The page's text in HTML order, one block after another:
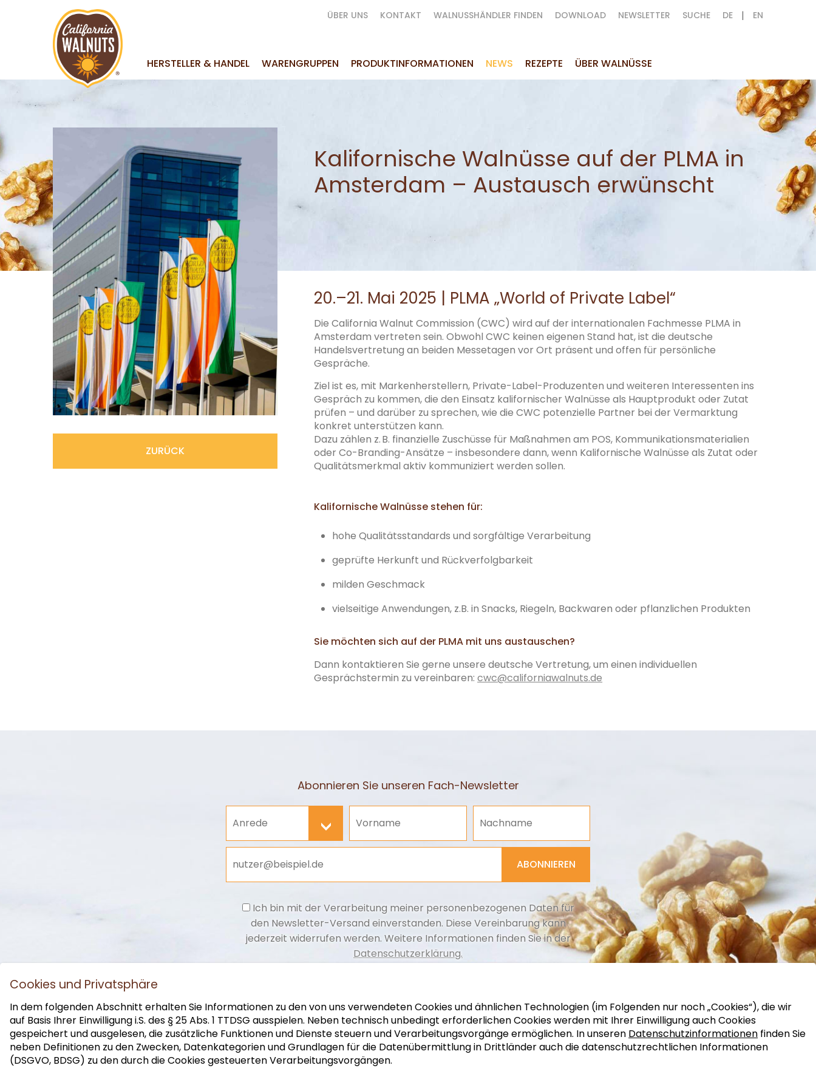
HERSTELLER & HANDEL WARENGRUPPEN PRODUKTINFORMATIONEN NEWS REZEPTE ÜBER WALNÜSSE
ÜBER UNS KONTAKT WALNUSSHÄNDLER FINDEN DOWNLOAD NEWSLETTER SUCHE DE | EN
ZURÜCK
Kalifornische Walnüsse auf der PLMA in
Amsterdam – Austausch erwünscht
20.–21. Mai 2025 | PLMA „World of Private Label“
Die California Walnut Commission (CWC) wird auf der internationalen Fachmesse PLMA in
Amsterdam vertreten sein. Obwohl CWC keinen eigenen Stand hat, ist die deutsche
Handelsvertretung an beiden Messetagen vor Ort präsent und offen für persönliche
Gespräche.​
Ziel ist es, mit Markenherstellern, Private-Label-Produzenten und weiteren Interessenten ins
Gespräch zu kommen, die den Einsatz kalifornischer Walnüsse als Hauptprodukt oder Zutat
prüfen – und darüber zu sprechen, wie die CWC potenzielle Partner bei der Vermarktung
konkret unterstützen kann.
Dazu zählen z. B. finanzielle Zuschüsse für Maßnahmen am POS, Kommunikationsmaterialien
oder Co-Branding-Ansätze – insbesondere dann, wenn Kalifornische Walnüsse als Zutat oder
Qualitätsmerkmal aktiv kommuniziert werden sollen.
Kalifornische Walnüsse stehen für:
hohe Qualitätsstandards und sorgfältige Verarbeitung
geprüfte Herkunft und Rückverfolgbarkeit
milden Geschmack
vielseitige Anwendungen, z.B. in Snacks, Riegeln, Backwaren oder pflanzlichen Produkten
Sie möchten sich auf der PLMA mit uns austauschen?
Dann kontaktieren Sie gerne unsere deutsche Vertretung, um einen individuellen
Gesprächstermin zu vereinbaren:​cwc@californiawalnuts.de
Abonnieren Sie unseren Fach-Newsletter
Anrede >
ABONNIEREN
Ich bin mit der Verarbeitung meiner personenbezogenen Daten für
den Newsletter-Versand einverstanden. Diese Vereinbarung kann
jederzeit widerrufen werden. Weitere Informationen finden Sie in der
Datenschutzerklärung.
Weiterführende Links:
Cookies und Privatsphäre
In dem folgenden Abschnitt erhalten Sie Informationen zu den von uns verwendeten Cookies und ähnlichen Technologien (im Folgenden nur noch „Cookies“), die wir
auf Basis Ihrer Einwilligung i.S. des § 25 Abs. 1 TTDSG ausspielen. Neben technisch unbedingt erforderlichen Cookies werden mit Ihrer Einwilligung auch Cookies
gespeichert und ausgelesen, die zusätzliche Funktionen und Dienste steuern und Verarbeitungsvorgänge ermöglichen. In unseren Datenschutzinformationen finden Sie
neben Definitionen zu den Zwecken, Datenkategorien und Grundlagen für die Datenübermittlung in Drittländer auch die datenschutzrechtlichen Informationen
(DSGVO, BDSG) zu den durch die Cookies gesteuerten Verarbeitungsvorgängen.